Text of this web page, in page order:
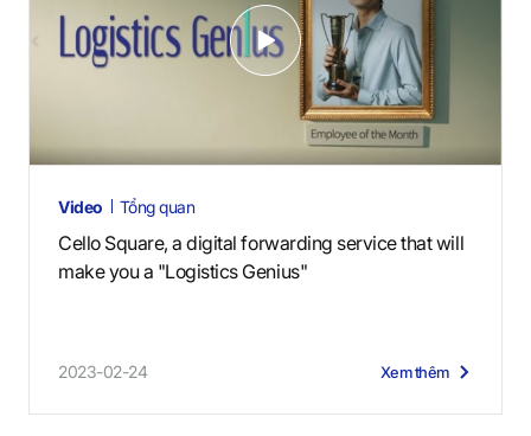
V
i
s
Video Tổng quan
Cello Square, a digital forwarding service that will
make you a "Logistics Genius"
2023-02-24 Xem thêm